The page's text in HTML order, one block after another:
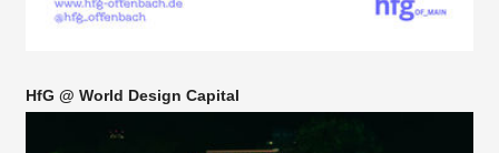
HfG @ World Design Capital